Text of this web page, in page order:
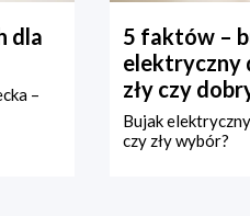
dla
–
5 faktów –
elektryczny
zły czy
Bujak
czy zły wybór?